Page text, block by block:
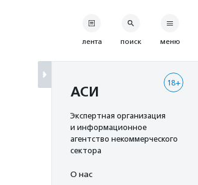
лента поиск меню
18+
АСИ
Экспертная организация
и информационное
агентство некоммерческого
сектора
О нас